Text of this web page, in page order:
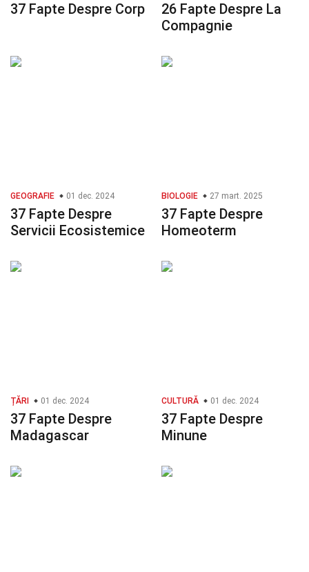
37 Fapte Despre Corp
26 Fapte Despre La
Compagnie
GEOGRAFIE 01 dec. 2024
37 Fapte Despre
Servicii Ecosistemice
BIOLOGIE 27 mart. 2025
37 Fapte Despre
Homeoterm
ȚĂRI 01 dec. 2024
37 Fapte Despre
Madagascar
CULTURĂ 01 dec. 2024
37 Fapte Despre
Minune